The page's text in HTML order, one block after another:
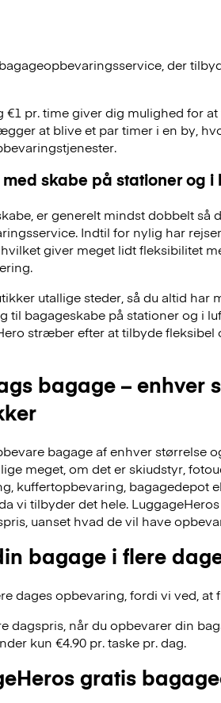
bagageopbevaringsservice, der
€1 pr. time giver dig mulighed for
at blive et par timer i en by,
skabe på stationer og i
er generelt mindst dobbelt
Indtil for nylig har
giver meget lidt fleksibilitet
utallige steder, så du altid har
til bagageskabe på stationer og i
stræber efter at tilbyde
bagage – enhver
bagage af enhver størrelse
meget, om det er skiudstyr,
kuffertopbevaring, bagagedepot
vi tilbyder det hele.
uanset hvad de vil have
bagage i flere
dages opbevaring, fordi vi ved, at
dagspris, når du opbevarer din
kun €4.90 pr. taske pr. dag.
gratis